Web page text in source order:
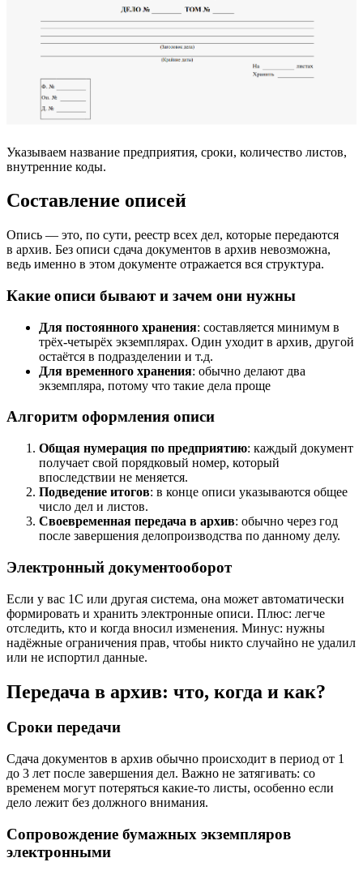
Указываем название предприятия, сроки, количество листов,
внутренние коды.
Составление описей
Опись — это, по сути, реестр всех дел, которые передаются
в архив. Без описи сдача документов в архив невозможна,
ведь именно в этом документе отражается вся структура.
Какие описи бывают и зачем они нужны
Для постоянного хранения: составляется минимум в
трёх-четырёх экземплярах. Один уходит в архив, другой
остаётся в подразделении и т.д.
Для временного хранения: обычно делают два
экземпляра, потому что такие дела проще
Алгоритм оформления описи
Общая нумерация по предприятию: каждый документ
получает свой порядковый номер, который
впоследствии не меняется.
Подведение итогов: в конце описи указываются общее
число дел и листов.
Своевременная передача в архив: обычно через год
после завершения делопроизводства по данному делу.
Электронный документооборот
Если у вас 1С или другая система, она может автоматически
формировать и хранить электронные описи. Плюс: легче
отследить, кто и когда вносил изменения. Минус: нужны
надёжные ограничения прав, чтобы никто случайно не удалил
или не испортил данные.
Передача в архив: что, когда и как?
Сроки передачи
Сдача документов в архив обычно происходит в период от 1
до 3 лет после завершения дел. Важно не затягивать: со
временем могут потеряться какие-то листы, особенно если
дело лежит без должного внимания.
Сопровождение бумажных экземпляров
электронными